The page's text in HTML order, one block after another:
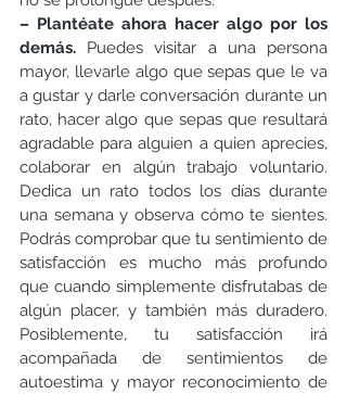
– Plantéate ahora hacer algo por los
demás. Puedes visitar a una persona
mayor, llevarle algo que sepas que le va
a gustar y darle conversación durante un
rato, hacer algo que sepas que resultará
agradable para alguien a quien aprecies,
colaborar en algún trabajo voluntario.
Dedica un rato todos los días durante
una semana y observa cómo te sientes.
Podrás comprobar que tu sentimiento de
satisfacción es mucho más profundo
que cuando simplemente disfrutabas de
algún placer, y también más duradero.
Posiblemente, tu satisfacción irá
acompañada de sentimientos de
autoestima y mayor reconocimiento de